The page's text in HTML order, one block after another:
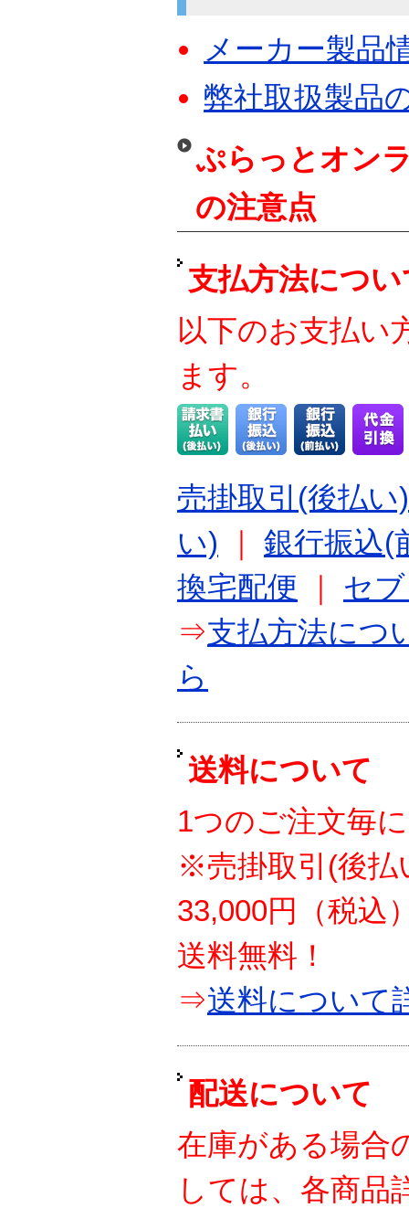
メーカー製品
弊社取扱製品
ぷらっとオン
の注意点
支払方法につい
以下のお支払い
ます。
売掛取引(後払い)
い) ｜ 銀行振込(
換宅配便 ｜ セ
⇒支払方法につ
ら
送料について
1つのご注文毎に
※売掛取引(後払
33,000円（税込
送料無料！
⇒送料について
配送について
在庫がある場合
しては、各商品